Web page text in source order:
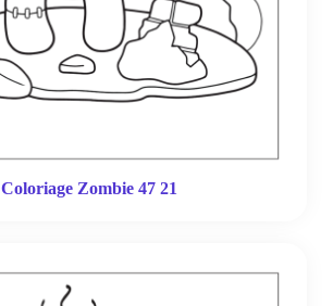
Coloriage Zombie 47 21